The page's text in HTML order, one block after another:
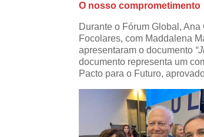
O nosso comprometimento
Durante o Fórum Global,
Focolares, com Maddalena
apresentaram o documento
documento representa um
Pacto para o Futuro,